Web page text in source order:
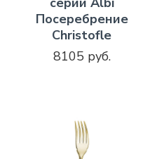
Посеребрение
Christofle
8105 руб.